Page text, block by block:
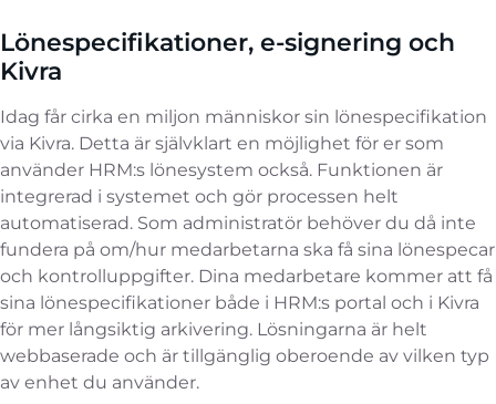
Lönespecifikationer, e-signering och
Kivra
Idag får cirka en miljon människor sin lönespecifikation
via Kivra. Detta är självklart en möjlighet för er som
använder HRM:s lönesystem också. Funktionen är
integrerad i systemet och gör processen helt
automatiserad. Som administratör behöver du då inte
fundera på om/hur medarbetarna ska få sina lönespecar
och kontrolluppgifter. Dina medarbetare kommer att få
sina lönespecifikationer både i HRM:s portal och i Kivra
för mer långsiktig arkivering. Lösningarna är helt
webbaserade och är tillgänglig oberoende av vilken typ
av enhet du använder.